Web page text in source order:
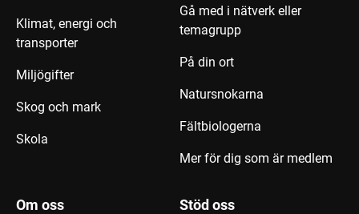
Klimat, energi och
transporter
Miljögifter
Skog och mark
Skola
Gå med i nätverk eller
temagrupp
På din ort
Natursnokarna
Fältbiologerna
Mer för dig som är medlem
Om oss Stöd oss